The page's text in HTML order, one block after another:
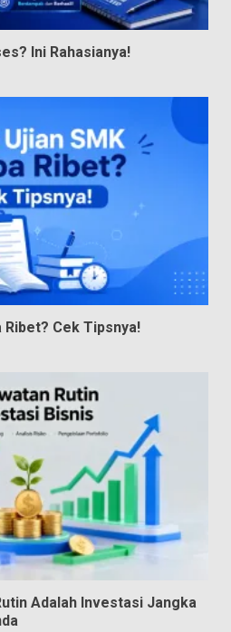
Ini Rahasianya!
Ribet? Cek Tipsnya!
Adalah Investasi Jangka